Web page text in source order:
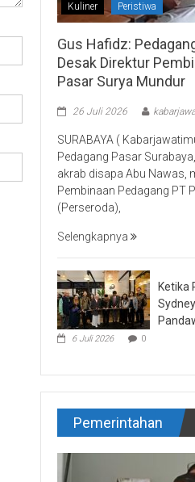
Kuliner Peristiwa
Gus Hafidz:
Desak Direktur
Pasar Surya Mundur
26 Juli 2026
SURABAYA (
Pedagang Pasar
akrab disapa Abu Nawas,
Pembinaan Pedagang PT
(Perseroda),
Selengkapnya
Ketika
6 Juli 2026 0
Pemerintahan